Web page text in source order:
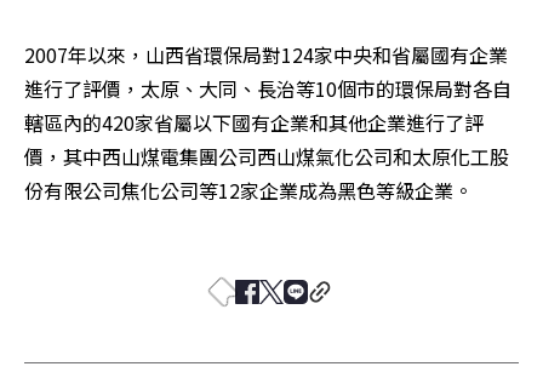
2007年以來，山西省環保局對124家中央和省屬國有企業
進行了評價，太原、大同、長治等10個市的環保局對各自
轄區內的420家省屬以下國有企業和其他企業進行了評
價，其中西山煤電集團公司西山煤氣化公司和太原化工股
份有限公司焦化公司等12家企業成為黑色等級企業。